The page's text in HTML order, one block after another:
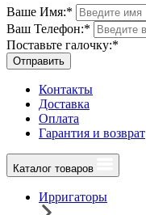
Ваше Имя:*
Ваш Телефон:*
Поставьте галочку:*
Отправить
Контакты
Доставка
Оплата
Гарантия и возврат
Каталог товаров
Ирригаторы